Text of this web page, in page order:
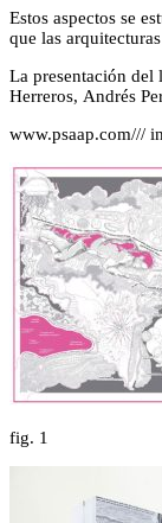
Estos aspectos se
que las
La presentación del
Herreros, Andrés
www.psaap.com///
fig. 1